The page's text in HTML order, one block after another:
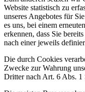
Website statistisch zu
unseres Angebotes für
es uns, bei einem
erkennen, dass Sie
nach einer jeweils
Die durch Cookies
Zwecke zur Wahrung
Dritter nach Art. 6 Abs.